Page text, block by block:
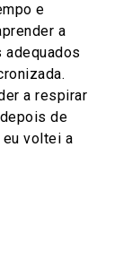
e
a
adequados
a respirar
de
voltei a